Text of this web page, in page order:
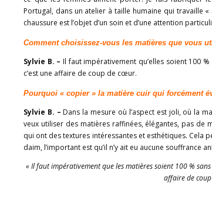
Portugal, dans un atelier à taille humaine qui travaille
chaussure est l’objet d’un soin et d’une attention
Comment choisissez-vous les matières que vous
Sylvie B. – Il faut impérativement qu’elles soient 100
c’est une affaire de coup de cœur.
Pourquoi « copier » la matière cuir qui forcément
Sylvie B. – Dans la mesure où l’aspect est joli, où la
veux utiliser des matières raffinées, élégantes, pas
qui ont des textures intéressantes et esthétiques. Cela
daim, l’important est qu’il n’y ait eu aucune souffrance
« Il faut impérativement que les matières soient 100 %
affaire de